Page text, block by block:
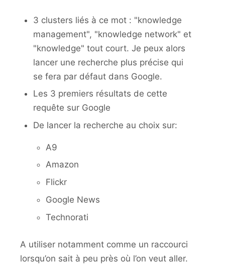
3 clusters liés à ce mot : "knowledge
management", "knowledge network" et
"knowledge" tout court. Je peux alors
lancer une recherche plus précise qui
se fera par défaut dans Google.
Les 3 premiers résultats de cette
requête sur Google
De lancer la recherche au choix sur:
A9
Amazon
Flickr
Google News
Technorati
A utiliser notamment comme un raccourci
lorsqu’on sait à peu près où l’on veut aller.